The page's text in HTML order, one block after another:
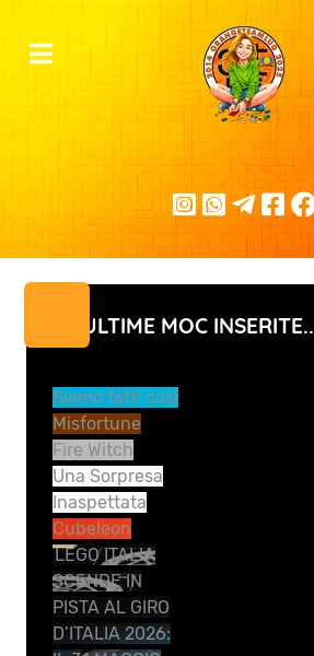
LE ULTIME MOC INSERITE..
Siamo fatti così
Misfortune
Fire Witch
Una Sorpresa
Inaspettata
Cubeleon
LEGO ITALIA
SCENDE IN
PISTA AL GIRO
D’ITALIA 2026: